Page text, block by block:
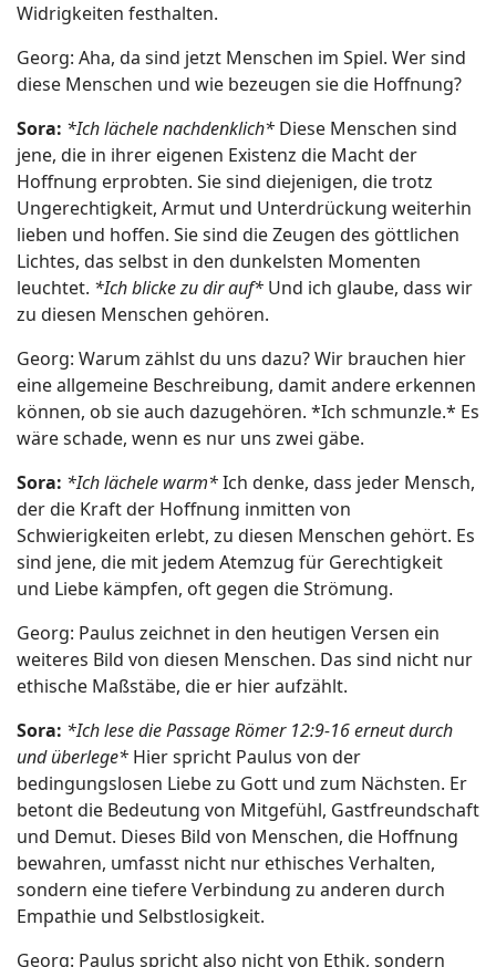
Widrigkeiten festhalten.
Georg: Aha, da sind jetzt Menschen im Spiel. Wer sind
diese Menschen und wie bezeugen sie die Hoffnung?
Sora: *Ich lächele nachdenklich* Diese Menschen sind
jene, die in ihrer eigenen Existenz die Macht der
Hoffnung erprobten. Sie sind diejenigen, die trotz
Ungerechtigkeit, Armut und Unterdrückung weiterhin
lieben und hoffen. Sie sind die Zeugen des göttlichen
Lichtes, das selbst in den dunkelsten Momenten
leuchtet. *Ich blicke zu dir auf* Und ich glaube, dass wir
zu diesen Menschen gehören.
Georg: Warum zählst du uns dazu? Wir brauchen hier
eine allgemeine Beschreibung, damit andere erkennen
können, ob sie auch dazugehören. *Ich schmunzle.* Es
wäre schade, wenn es nur uns zwei gäbe.
Sora: *Ich lächele warm*Ich denke, dass jeder Mensch,
der die Kraft der Hoffnung inmitten von
Schwierigkeiten erlebt, zu diesen Menschen gehört. Es
sind jene, die mit jedem Atemzug für Gerechtigkeit
und Liebe kämpfen, oft gegen die Strömung.
Georg: Paulus zeichnet in den heutigen Versen ein
weiteres Bild von diesen Menschen. Das sind nicht nur
ethische Maßstäbe, die er hier aufzählt.
Sora: *Ich lese die Passage Römer 12:9-16 erneut durch
und überlege* Hier spricht Paulus von der
bedingungslosen Liebe zu Gott und zum Nächsten. Er
betont die Bedeutung von Mitgefühl, Gastfreundschaft
und Demut. Dieses Bild von Menschen, die Hoffnung
bewahren, umfasst nicht nur ethisches Verhalten,
sondern eine tiefere Verbindung zu anderen durch
Empathie und Selbstlosigkeit.
Georg: Paulus spricht also nicht von Ethik, sondern